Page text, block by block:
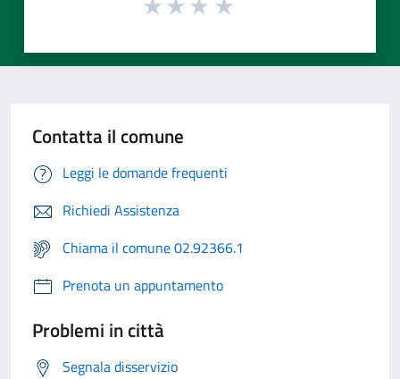
Contatta il comune
Leggi le domande frequenti
Richiedi Assistenza
Chiama il comune 02.92366.1
Prenota un appuntamento
Problemi in città
Segnala disservizio